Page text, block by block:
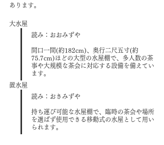
あります。
大水屋
読み：おおみずや
間口一間(約182cm)、奥行二尺五寸(約
75.7cm)ほどの大型の水屋棚で、多人数の茶
事や大規模な茶会に対応する設備を備えてい
ます。
置水屋
読み：おきみずや
持ち運び可能な水屋棚で、臨時の茶会や場所
を選ばず使用できる移動式の水屋として用い
られます。